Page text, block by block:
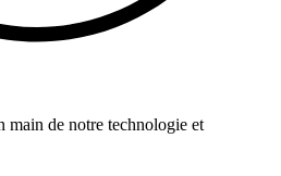
main de notre technologie et